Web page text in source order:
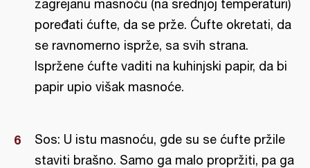
zagrejanu masnoću (na srednjoj temperaturi)
poređati ćufte, da se prže. Ćufte okretati, da
se ravnomerno isprže, sa svih strana.
Ispržene ćufte vaditi na kuhinjski papir, da bi
papir upio višak masnoće.
Sos: U istu masnoću, gde su se ćufte pržile
staviti brašno. Samo ga malo propržiti, pa ga